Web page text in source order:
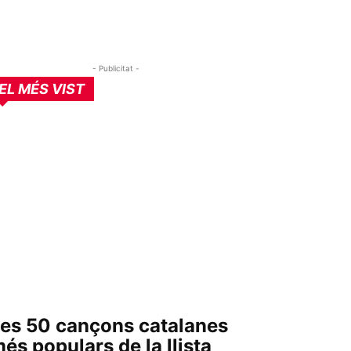
- Publicitat -
MÉS VIST
50 cançons catalanes
populars de la llista